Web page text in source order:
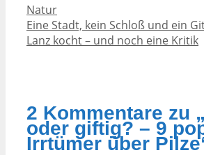
Kategorien
Natur
Eine Stadt, kein Schloß und ein
Lanz kocht – und noch eine Kritik
2 Kommentare zu
oder giftig? – 9
Irrtümer über